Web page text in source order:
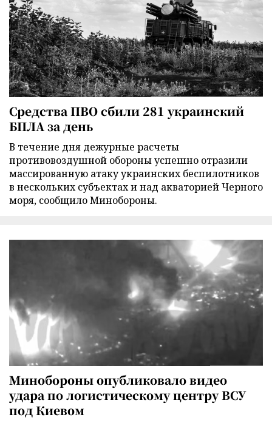
Средства ПВО сбили 281 украинский
БПЛА за день
В течение дня дежурные расчеты
противовоздушной обороны успешно отразили
массированную атаку украинских беспилотников
в нескольких субъектах и над акваторией Черного
моря, сообщило Минобороны.
Минобороны опубликовало видео
удара по логистическому центру ВСУ
под Киевом